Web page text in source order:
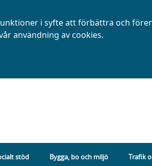
i syfte att förbättra och
användning av cookies.
stöd Bygga, bo och miljö Trafik